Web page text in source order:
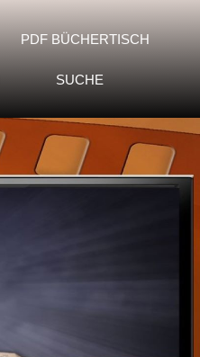
PDF BÜCHERTISCH
SUCHE